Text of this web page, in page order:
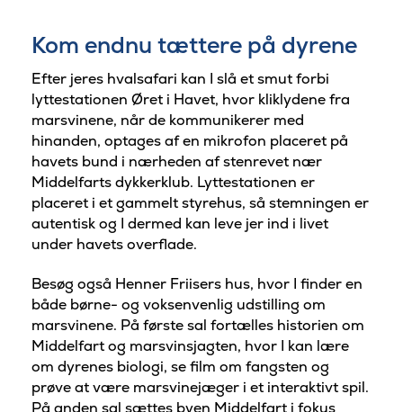
Kom endnu tættere på dyrene
Efter jeres hvalsafari kan I slå et smut forbi
lyttestationen Øret i Havet, hvor kliklydene fra
marsvinene, når de kommunikerer med
hinanden, optages af en mikrofon placeret på
havets bund i nærheden af stenrevet nær
Middelfarts dykkerklub. Lyttestationen er
placeret i et gammelt styrehus, så stemningen er
autentisk og I dermed kan leve jer ind i livet
under havets overflade.
Besøg også Henner Friisers hus, hvor I finder en
både børne- og voksenvenlig udstilling om
marsvinene. På første sal fortælles historien om
Middelfart og marsvinsjagten, hvor I kan lære
om dyrenes biologi, se film om fangsten og
prøve at være marsvinejæger i et interaktivt spil.
På anden sal sættes byen Middelfart i fokus